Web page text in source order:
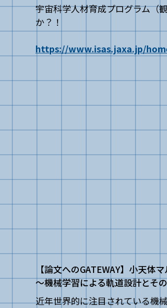
宇宙科学人材育成プログラム（
か？！
https://www.isas.jaxa.jp/
【論文へのGATEWAY】小天
〜機械学習による軌道設計とそ
近年世界的に注目されている機